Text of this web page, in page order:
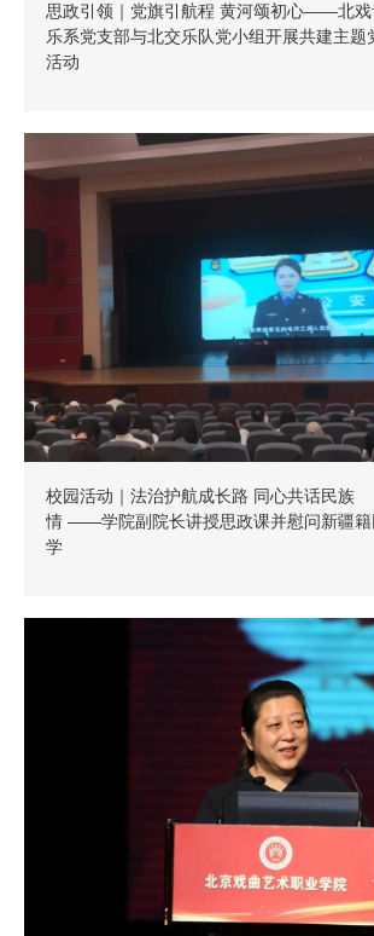
思政引领｜党旗引航程 黄河颂初心——北戏
乐系党支部与北交乐队党小组开展共建主题
活动
校园活动｜法治护航成长路 同心共话民族
情 ——学院副院长讲授思政课并慰问新疆籍
学